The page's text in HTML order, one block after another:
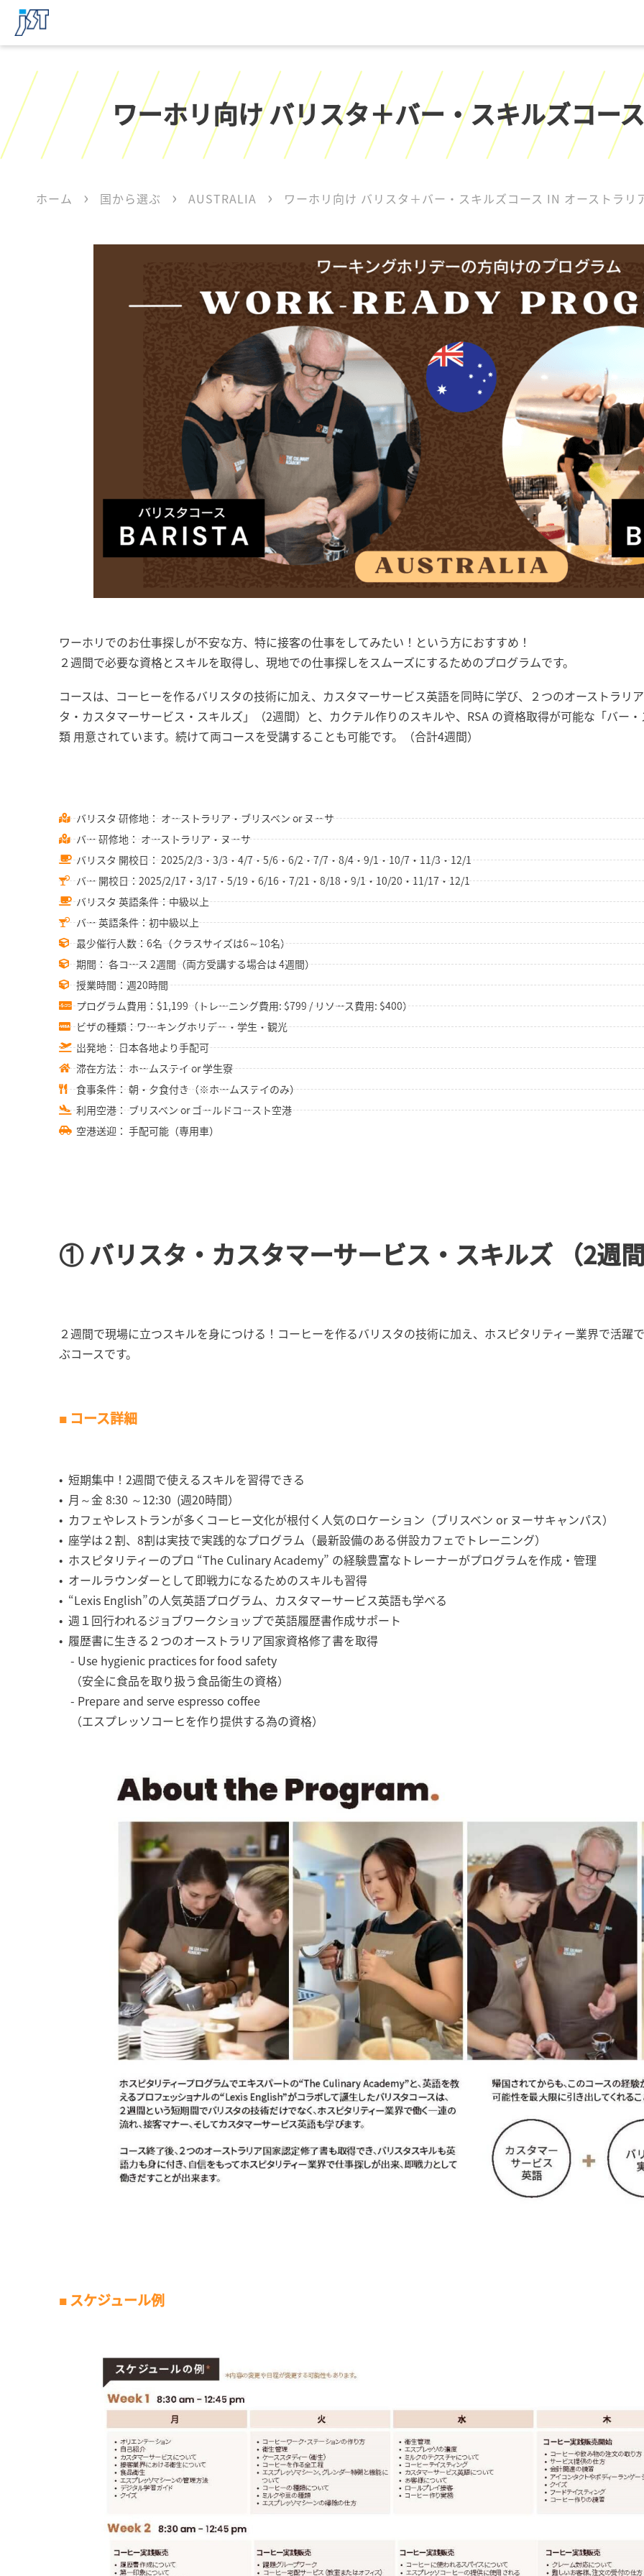
ワーホリ向け バリスタ＋バー・スキルズコー
ホーム 国から選ぶ AUSTRALIA ワーホリ向け バリスタ＋バー・スキルズコース IN オーストラリ
ワーホリでのお仕事探しが不安な方、特に接客の仕事をしてみたい！という方におすすめ！
２週間で必要な資格とスキルを取得し、現地での仕事探しをスムーズにするためのプログラムです。
コースは、コーヒーを作るバリスタの技術に加え、カスタマーサービス英語を同時に学び、２つのオーストラリ
タ・カスタマーサービス・スキルズ」（2週間）と、カクテル作りのスキルや、RSA の資格取得が可能な「バー
類 用意されています。続けて両コースを受講することも可能です。（合計4週間）
バリスタ 研修地： オーストラリア・ブリスベン or ヌーサ
バー 研修地： オーストラリア・ヌーサ
バリスタ 開校日： 2025/2/3・3/3・4/7・5/6・6/2・7/7・8/4・9/1・10/7・11/3・12/1
バー 開校日：2025/2/17・3/17・5/19・6/16・7/21・8/18・9/1・10/20・11/17・12/1
バリスタ 英語条件：中級以上
バー 英語条件：初中級以上
最少催行人数：6名（クラスサイズは6～10名）
期間： 各コース 2週間（両方受講する場合は 4週間）
授業時間：週20時間
プログラム費用：$1,199（トレーニング費用: $799 / リソース費用: $400）
ビザの種類：ワーキングホリデー・学生・観光
出発地： 日本各地より手配可
滞在方法： ホームステイ or 学生寮
食事条件： 朝・夕食付き（※ホームステイのみ）
利用空港： ブリスベン or ゴールドコースト空港
空港送迎： 手配可能（専用車）
① バリスタ・カスタマーサービス・スキルズ （2週
２週間で現場に立つスキルを身につける！コーヒーを作るバリスタの技術に加え、ホスピタリティー業界で活躍
ぶコースです。
■ コース詳細
• 短期集中！2週間で使えるスキルを習得できる
• 月～金 8:30 ～12:30 (週20時間）
• カフェやレストランが多くコーヒー文化が根付く人気のロケーション（ブリスベン or ヌーサキャンパス）
• 座学は２割、8割は実技で実践的なプログラム（最新設備のある併設カフェでトレーニング）
• ホスピタリティーのプロ “The Culinary Academy” の経験豊富なトレーナーがプログラムを作成・管理
• オールラウンダーとして即戦力になるためのスキルも習得
• “Lexis English”の人気英語プログラム、カスタマーサービス英語も学べる
• 週１回行われるジョブワークショップで英語履歴書作成サポート
• 履歴書に生きる２つのオーストラリア国家資格修了書を取得
- Use hygienic practices for food safety
（安全に食品を取り扱う食品衛生の資格）
- Prepare and serve espresso coffee
（エスプレッソコーヒを作り提供する為の資格）
■ スケジュール例